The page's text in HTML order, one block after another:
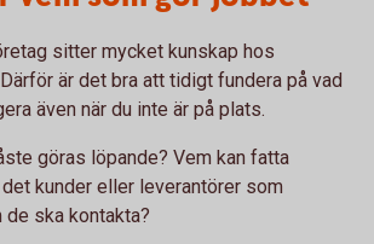
sitter mycket kunskap hos
är det bra att tidigt fundera på vad
även när du inte är på plats.
göras löpande? Vem kan fatta
kunder eller leverantörer som
ska kontakta?